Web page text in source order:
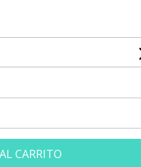
CARRITO